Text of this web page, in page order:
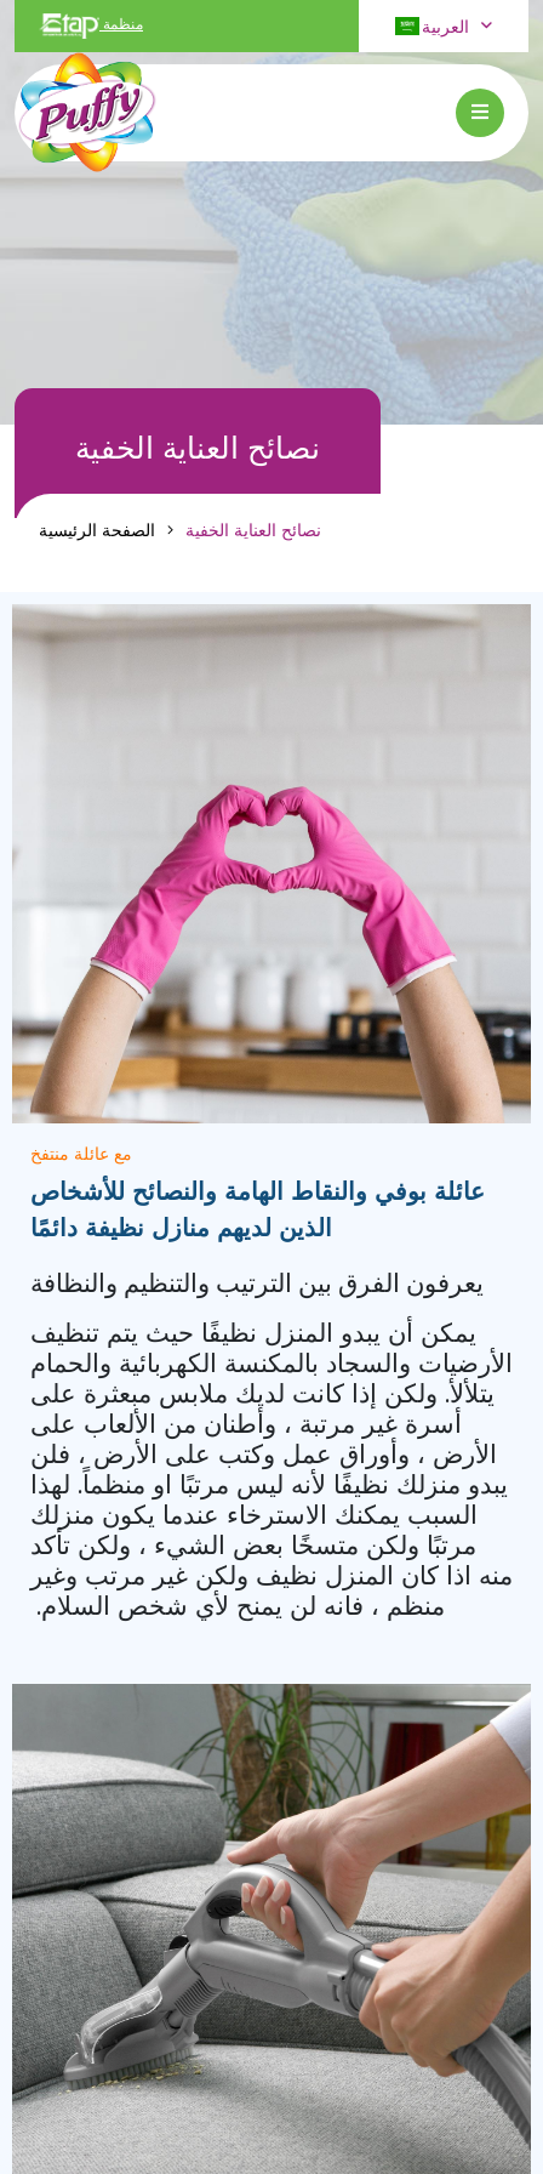
منظمة العربية
نصائح العناية الخفية
الصفحة الرئيسية نصائح العناية الخفية
مع عائلة منتفخ
عائلة بوفي والنقاط الهامة والنصائح للأشخاص
الذين لديهم منازل نظيفة دائمًا
يعرفون الفرق بين الترتيب والتنظيم والنظافة
يمكن أن يبدو المنزل نظيفًا حيث يتم تنظيف
الأرضيات والسجاد بالمكنسة الكهربائية والحمام
يتلألأ. ولكن إذا كانت لديك ملابس مبعثرة على
أسرة غير مرتبة ، وأطنان من الألعاب على
الأرض ، وأوراق عمل وكتب على الأرض ، فلن
يبدو منزلك نظيفًا لأنه ليس مرتبًا او منظماً. لهذا
السبب يمكنك الاسترخاء عندما يكون منزلك
مرتبًا ولكن متسخًا بعض الشيء ، ولكن تأكد
منه اذا كان المنزل نظيف ولكن غير مرتب وغير
منظم ، فانه لن يمنح لأي شخص السلام.